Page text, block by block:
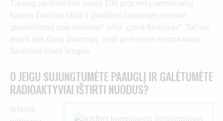
Tiesiog peržiūrėkite naują 100 procentų nemokamų
kazino žaidimų skiltį ir paieškos laukelyje įveskite
„papildomas pasirinkimas“ arba „gauti funkcijas“. Tačiau
esant tiek daug pramogų, rasti geresnius nemokamus
žaidimus išties lengva.
O JEIGU SUJUNGTUMĖTE PAAUGLĮ IR GALĖTUMĖTE
RADIOAKTYVIAI IŠTIRTI NUODUS?
Ieškote